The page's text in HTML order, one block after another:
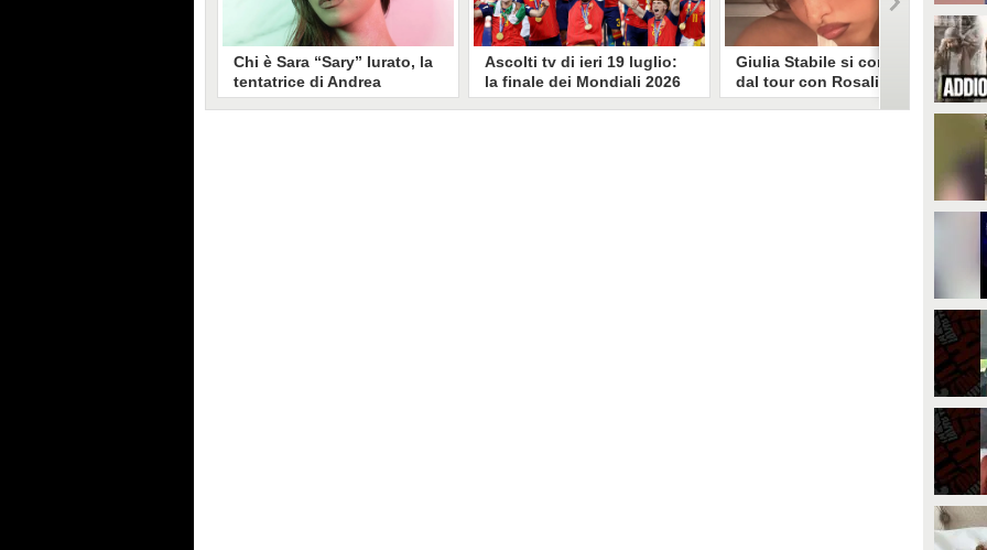
Chi è Sara “Sary” Iurato, la
tentatrice di Andrea
Petraroli a Temptation
Ascolti tv di ieri 19 luglio:
la finale dei Mondiali 2026
Spagna-Argentina
Giulia Stabile si confessa
dal tour con Rosalia: "Non
sono stata bene, costretta